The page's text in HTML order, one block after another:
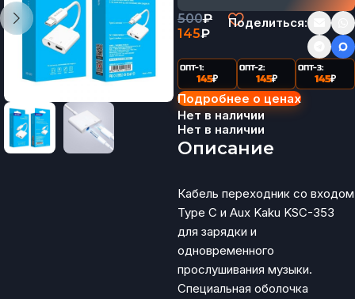
500₽
145₽
Поделиться:
ОПТ-1:
145₽
ОПТ-2:
145₽
ОПТ-3:
145₽
Подробнее о ценах
Нет в наличии
Нет в наличии
Описание
Кабель переходник со входом
Type C и Aux Kaku KSC-353
для зарядки и
одновременного
прослушивания музыки.
Специальная оболочка